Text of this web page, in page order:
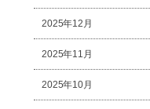
2025年12月
2025年11月
2025年10月